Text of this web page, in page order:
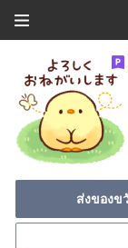
ส่งของข